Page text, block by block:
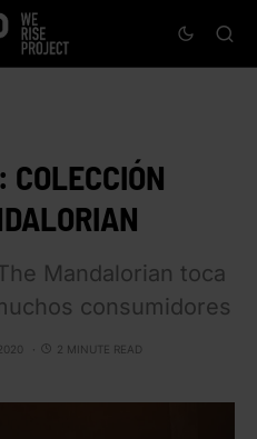
Mandalorian toca
consumidores
2 MINUTE READ